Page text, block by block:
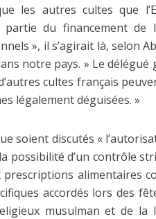
les autres cultes que
partie du financement
», il s’agirait là, selon
notre pays. » Le
cultes français
légalement déguisées. »
soient discutés «
possibilité d’un contrôle
alimentaires
accordés lors des
musulman et de